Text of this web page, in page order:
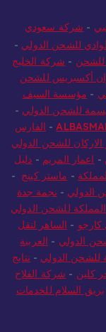
- شركة سعودي
للشحن الدولي -
للشحن - شركة الخليج
أكسبريس للشحن
- مؤسسة السيف
للشحن الدولي -
- الفارس
الاركان للشحن الدولي
- اعمار المريم - دليل
- ماستر كينج -
الدولي - نجمة جدة
للشحن الدولي
كارجو - الساهر لنقل
الدولي - العربية
للشحن الدولي - نتايج
كلين - شركة الفلاح
بريق السلام للخدمات